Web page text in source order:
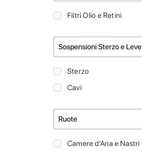
Filtri Olio e Retini
Sospensioni Sterzo e Leve
Sterzo
Cavi
Ruote
Camere d'Aria e Nastri